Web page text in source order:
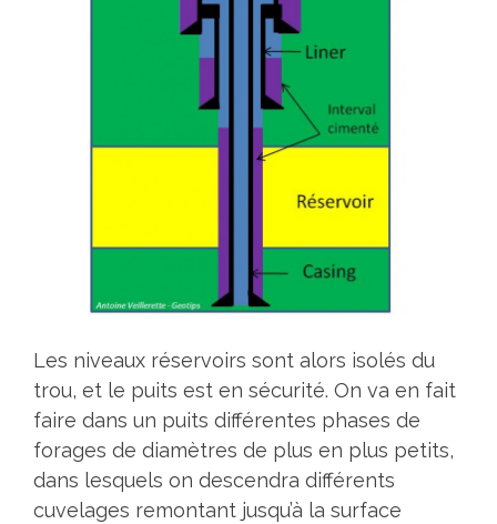
Les niveaux réservoirs sont alors isolés du
trou, et le puits est en sécurité. On va en fait
faire dans un puits différentes phases de
forages de diamètres de plus en plus petits,
dans lesquels on descendra différents
cuvelages remontant jusqu’à la surface